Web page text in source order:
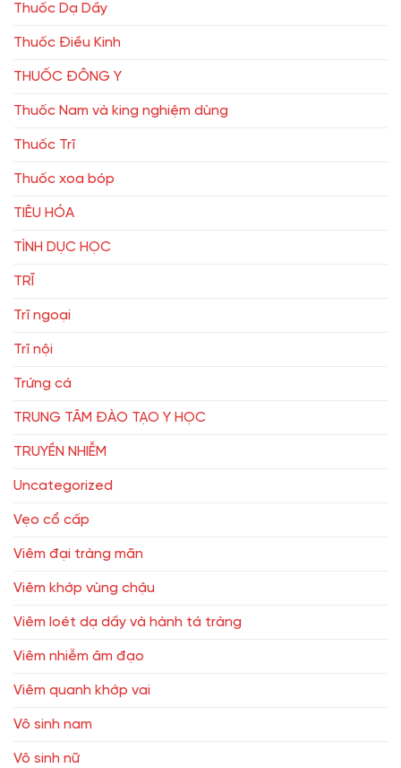
Thuốc Dạ Dầy
Thuốc Điều Kinh
THUỐC ĐÔNG Y
Thuốc Nam và king nghiệm dùng
Thuốc Trĩ
Thuốc xoa bóp
TIÊU HÓA
TÌNH DỤC HỌC
TRĨ
Trĩ ngoại
Trĩ nội
Trứng cá
TRUNG TÂM ĐÀO TẠO Y HỌC
TRUYỀN NHIỄM
Uncategorized
Vẹo cổ cấp
Viêm đại tràng mãn
Viêm khớp vùng chậu
Viêm loét dạ dầy và hành tá tràng
Viêm nhiễm âm đạo
Viêm quanh khớp vai
Vô sinh nam
Vô sinh nữ